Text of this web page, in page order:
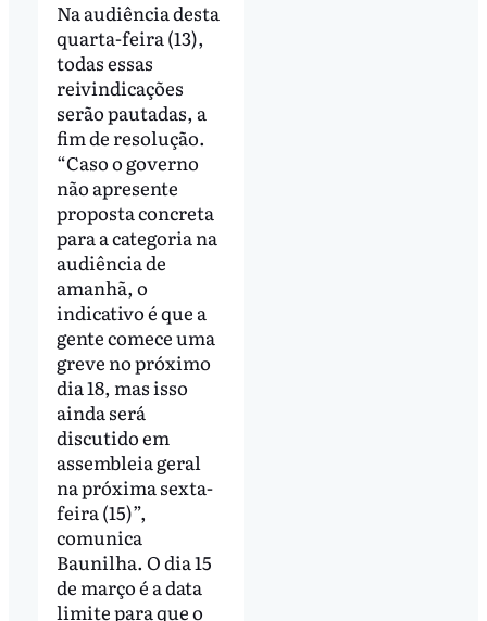
Na audiência desta
quarta-feira (13),
todas essas
reivindicações
serão pautadas, a
fim de resolução.
“Caso o governo
não apresente
proposta concreta
para a categoria na
audiência de
amanhã, o
indicativo é que a
gente comece uma
greve no próximo
dia 18, mas isso
ainda será
discutido em
assembleia geral
na próxima sexta-
feira (15)”,
comunica
Baunilha. O dia 15
de março é a data
limite para que o